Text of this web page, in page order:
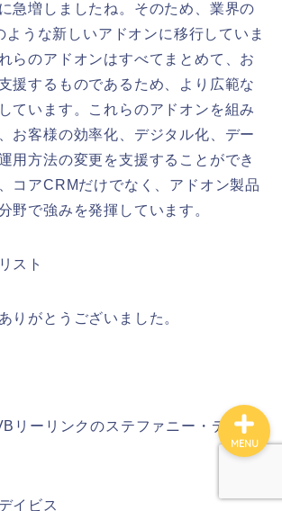
急増しましたね。そのため、業界の
うな新しいアドオンに移行していま
らのアドオンはすべてまとめて、お
援するものであるため、より広範な
ています。これらのアドオンを組み
お客様の効率化、デジタル化、デー
用方法の変更を支援することができ
コアCRMだけでなく、アドオン製品
野で強みを発揮しています。
スト
りがとうございました。
リーリンクのステファニー・デイビ
イビス
MENU
ホーム
サイトマップ
お問い合わせ